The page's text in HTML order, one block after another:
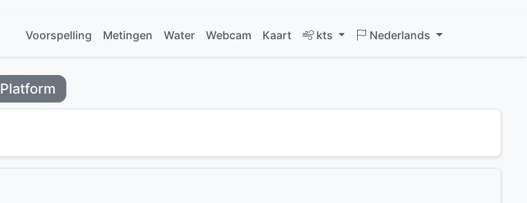
Voorspelling Metingen Water Webcam Kaart kts Nederlands
Platform